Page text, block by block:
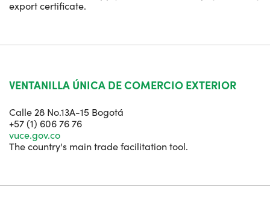
export certificate.
VENTANILLA ÚNICA DE COMERCIO EXTERIOR
Calle 28 No.13A-15 Bogotá
+57 (1) 606 76 76
vuce.gov.co
The country's main trade facilitation tool.